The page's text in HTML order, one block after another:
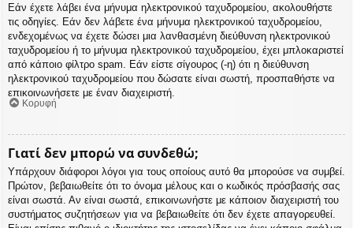
Εάν έχετε λάβει ένα μήνυμα ηλεκτρονικού ταχυδρομείου, ακολουθήστε
τις οδηγίες. Εάν δεν λάβετε ένα μήνυμα ηλεκτρονικού ταχυδρομείου,
ενδεχομένως να έχετε δώσει μια λανθασμένη διεύθυνση ηλεκτρονικού
ταχυδρομείου ή το μήνυμα ηλεκτρονικού ταχυδρομείου, έχει μπλοκαριστεί
από κάποιο φίλτρο spam. Εάν είστε σίγουρος (-η) ότι η διεύθυνση
ηλεκτρονικού ταχυδρομείου που δώσατε είναι σωστή, προσπαθήστε να
επικοινωνήσετε με έναν διαχειριστή.
Κορυφή
Γιατί δεν μπορώ να συνδεθώ;
Υπάρχουν διάφοροι λόγοι για τους οποίους αυτό θα μπορούσε να συμβεί.
Πρώτον, βεβαιωθείτε ότι το όνομα μέλους και ο κωδικός πρόσβασής σας
είναι σωστά. Αν είναι σωστά, επικοινωνήστε με κάποιον διαχειριστή του
συστήματος συζητήσεων για να βεβαιωθείτε ότι δεν έχετε απαγορευθεί.